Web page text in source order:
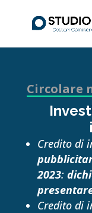
Circolare
Credito di
2023:
Credito di